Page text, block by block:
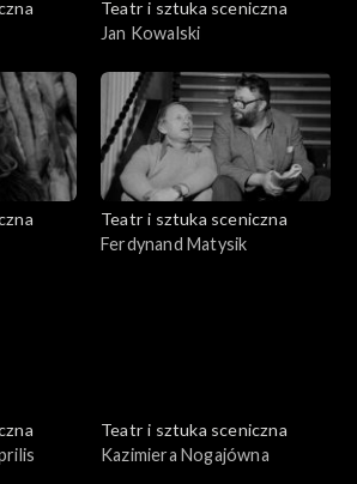
Teatr i sztuka sceniczna
Jan Kowalski
Teatr i sztuka sceniczna
Ferdynand Matysik
Teatr i sztuka sceniczna
Kazimiera Nogajówna